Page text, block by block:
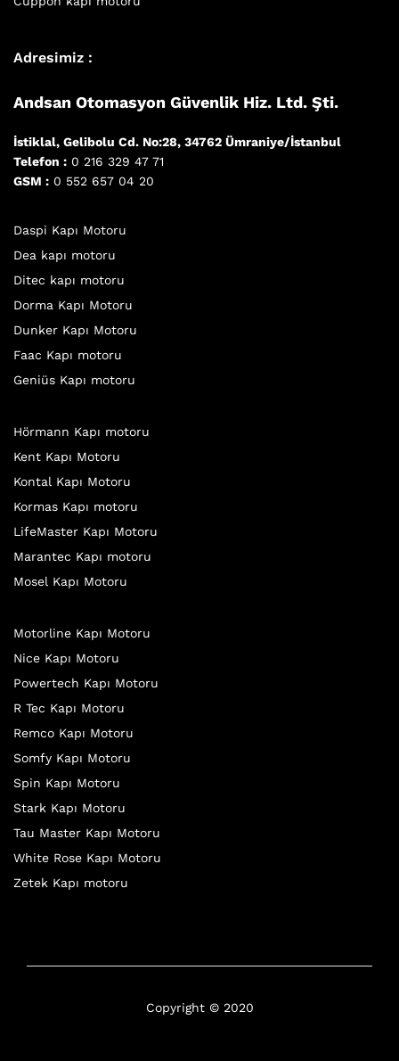
Adresimiz :
Andsan Otomasyon Güvenlik Hiz. Ltd. Şti.
İstiklal, Gelibolu Cd. No:28, 34762 Ümraniye/İstanbul
Telefon : 0 216 329 47 71
GSM : 0 552 657 04 20
Daspi Kapı Motoru
Dea kapı motoru
Ditec kapı motoru
Dorma Kapı Motoru
Dunker Kapı Motoru
Faac Kapı motoru
Geniüs Kapı motoru
Hörmann Kapı motoru
Kent Kapı Motoru
Kontal Kapı Motoru
Kormas Kapı motoru
LifeMaster Kapı Motoru
Marantec Kapı motoru
Mosel Kapı Motoru
Motorline Kapı Motoru
Nice Kapı Motoru
Powertech Kapı Motoru
R Tec Kapı Motoru
Remco Kapı Motoru
Somfy Kapı Motoru
Spin Kapı Motoru
Stark Kapı Motoru
Tau Master Kapı Motoru
White Rose Kapı Motoru
Zetek Kapı motoru
Copyright © 2020